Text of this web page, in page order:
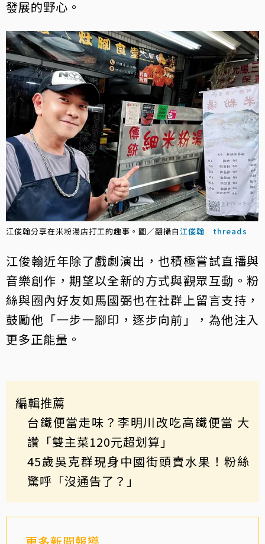
發展的野心。
江俊翰分享在米粉湯店打工的趣事。圖／翻攝自江俊翰 threads
江俊翰近年除了戲劇演出，也積極嘗試直播與
音樂創作，期望以全新的方式與觀眾互動。粉
絲與圈內好友如馬國弼也在社群上留言支持，
鼓勵他「一步一腳印，逐步向前」，為他注入
更多正能量。
編輯推薦
台鐵便當走味？李明川改吃高鐵便當 大
讚「雙主菜120元超划算」
45歲吳克群現身中國街頭賣水果！粉絲
驚呼「沒通告了？」